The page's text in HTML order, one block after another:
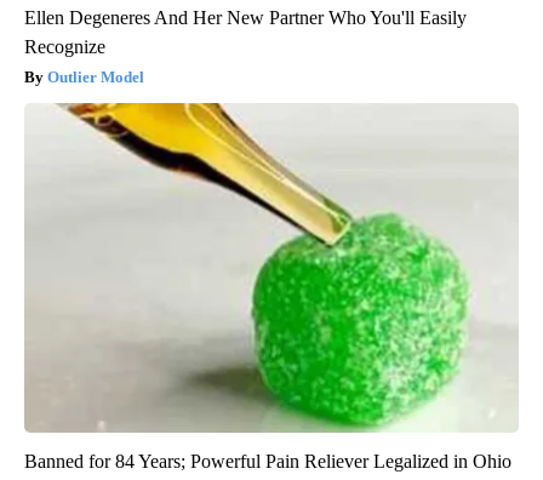
Ellen Degeneres And Her New Partner Who You'll Easily
Recognize
Outlier Model
Banned for 84 Years; Powerful Pain Reliever Legalized in Ohio